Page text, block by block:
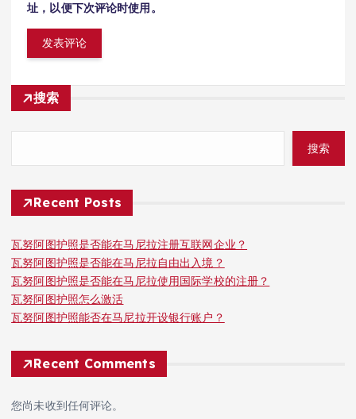
址，以便下次评论时使用。
搜索
搜索
Recent Posts
瓦努阿图护照是否能在马尼拉注册互联网企业？
瓦努阿图护照是否能在马尼拉自由出入境？
瓦努阿图护照是否能在马尼拉使用国际学校的注册？
瓦努阿图护照怎么激活
瓦努阿图护照能否在马尼拉开设银行账户？
Recent Comments
您尚未收到任何评论。